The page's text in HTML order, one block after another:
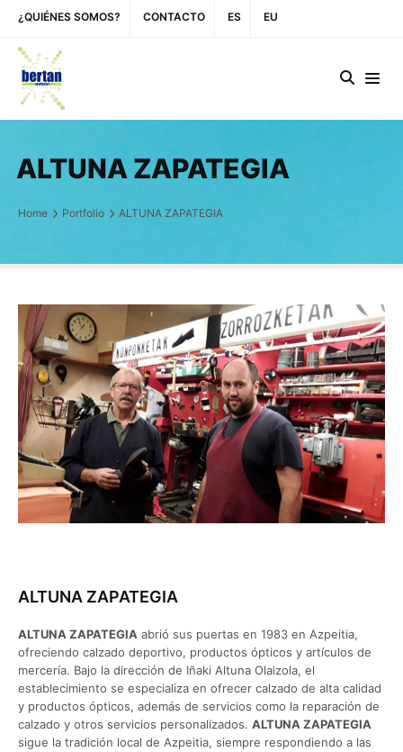
¿QUIÉNES SOMOS? CONTACTO ES EU
ALTUNA ZAPATEGIA
Home Portfolio ALTUNA ZAPATEGIA
ALTUNA ZAPATEGIA
ALTUNA ZAPATEGIA abrió sus puertas en 1983 en Azpeitia,
ofreciendo calzado deportivo, productos ópticos y artículos de
mercería. Bajo la dirección de Iñaki Altuna Olaizola, el
establecimiento se especializa en ofrecer calzado de alta calidad
y productos ópticos, además de servicios como la reparación de
calzado y otros servicios personalizados. ALTUNA ZAPATEGIA
sigue la tradición local de Azpeitia, siempre respondiendo a las